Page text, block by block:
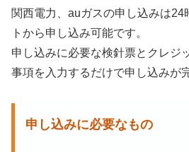
関西電力、auガスの申し込みは24
トから申し込み可能です。
申し込みに必要な検針票とクレジ
事項を入力するだけで申し込みが
申し込みに必要なもの